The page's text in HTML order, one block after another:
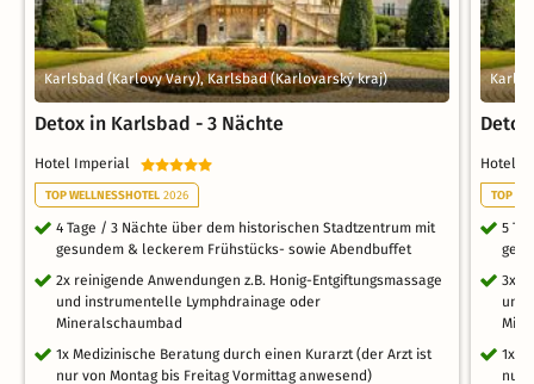
Karlsbad (Karlovy Vary), Karlsbad (Karlovarský kraj)
Detox in Karlsbad - 3 Nächte
Hotel Imperial
TOP WELLNESSHOTEL 2026
4 Tage / 3 Nächte über dem historischen Stadtzentrum mit
gesundem & leckerem Frühstücks- sowie Abendbuffet
2x reinigende Anwendungen z.B. Honig-Entgiftungsmassage
und instrumentelle Lymphdrainage oder
Mineralschaumbad
1x Medizinische Beratung durch einen Kurarzt (der Arzt ist
nur von Montag bis Freitag Vormittag anwesend)
Hotel
TOP
5
3x
und
1x
nur